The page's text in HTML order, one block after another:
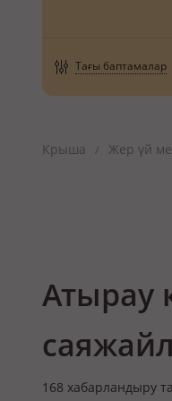
Тағы баптамалар
Крыша / Жер үй
Атырау
168 хабарландыру